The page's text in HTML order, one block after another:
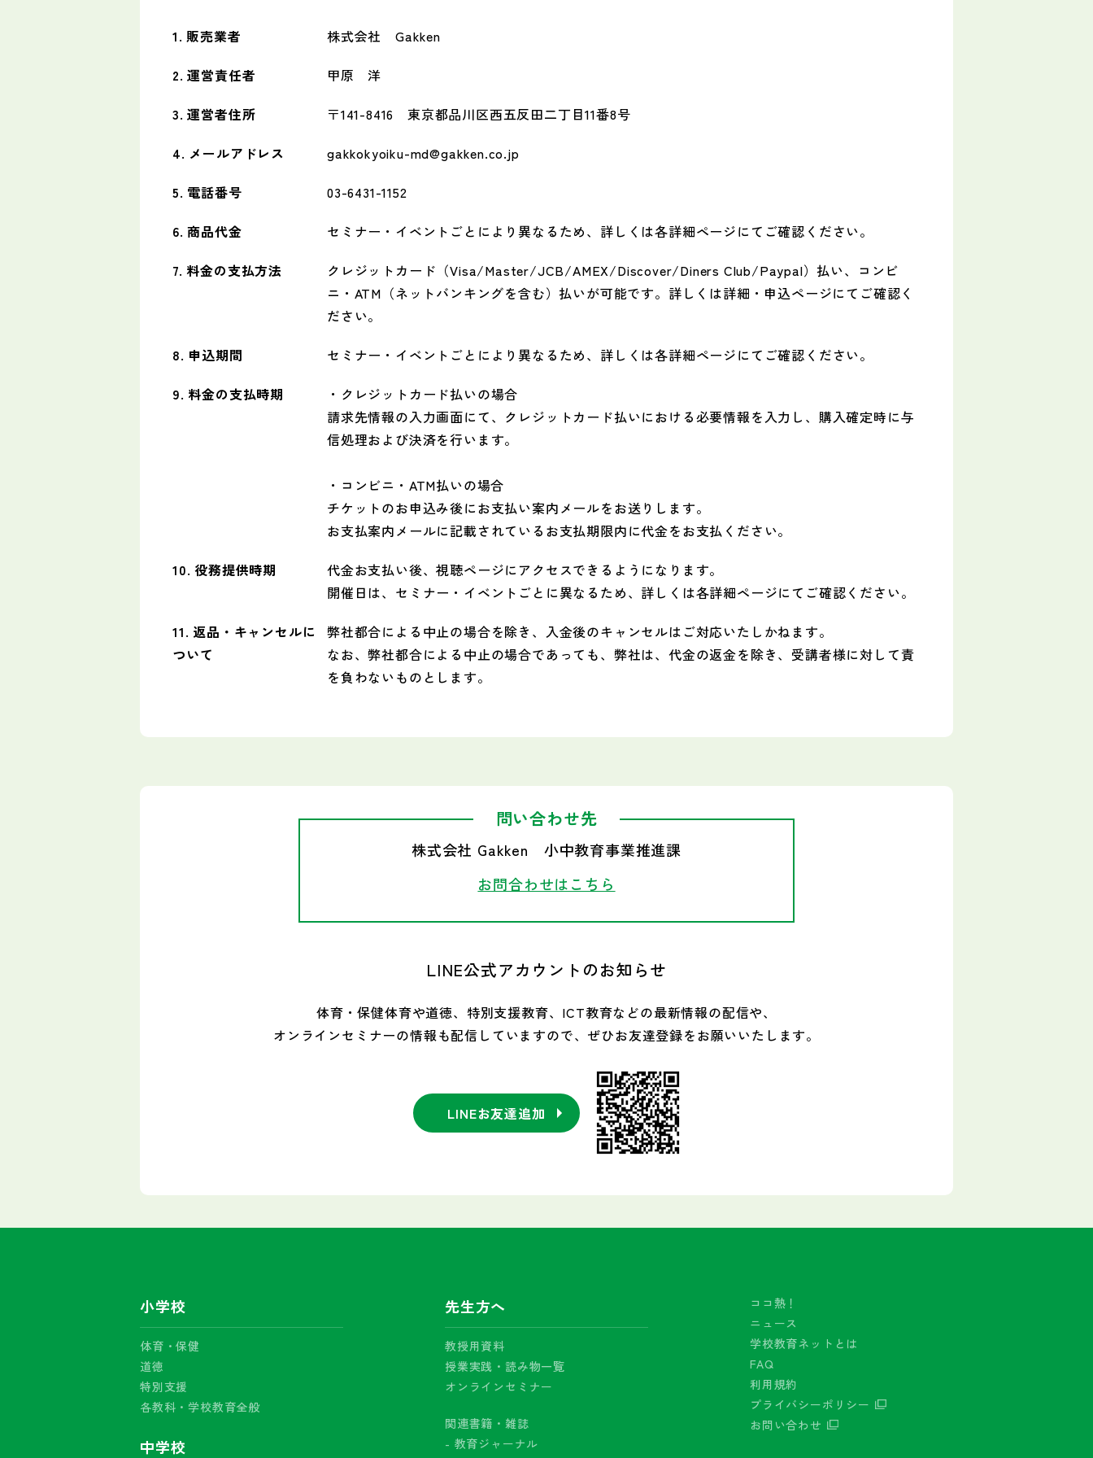
1. 販売業者
株式会社 Gakken
2. 運営責任者
甲原 洋
3. 運営者住所
〒141-8416 東京都品川区西五反田二丁目11番8号
4. メールアドレス
gakkokyoiku-md@gakken.co.jp
5. 電話番号
03-6431-1152
6. 商品代金
セミナー・イベントごとにより異なるため、詳しくは各詳細ページにてご確認ください。
7. 料金の支払方法
クレジットカード（Visa/Master/JCB/AMEX/Discover/Diners Club/Paypal）払い、コンビ
ニ・ATM（ネットバンキングを含む）払いが可能です。詳しくは詳細・申込ページにてご確認く
ださい。
8. 申込期間
セミナー・イベントごとにより異なるため、詳しくは各詳細ページにてご確認ください。
9. 料金の支払時期
・クレジットカード払いの場合
請求先情報の入力画面にて、クレジットカード払いにおける必要情報を入力し、購入確定時に与
信処理および決済を行います。
・コンビニ・ATM払いの場合
チケットのお申込み後にお支払い案内メールをお送りします。
お支払案内メールに記載されているお支払期限内に代金をお支払ください。
10. 役務提供時期
代金お支払い後、視聴ページにアクセスできるようになります。
開催日は、セミナー・イベントごとに異なるため、詳しくは各詳細ページにてご確認ください。
11. 返品・キャンセルに
ついて
弊社都合による中止の場合を除き、入金後のキャンセルはご対応いたしかねます。
なお、弊社都合による中止の場合であっても、弊社は、代金の返金を除き、受講者様に対して責
を負わないものとします。
問い合わせ先
株式会社 Gakken 小中教育事業推進課
お問合わせはこちら
LINE公式アカウントのお知らせ
体育・保健体育や道徳、特別支援教育、 ICT教育などの最新情報の配信や、
オンラインセミナーの情報も配信していますので、 ぜひお友達登録をお願いいたします。
LINEお友達追加
小学校
体育・保健
道徳
特別支援
各教科・学校教育全般
中学校
先生方へ
教授用資料
授業実践・読み物一覧
オンラインセミナー
関連書籍・雑誌
- 教育ジャーナル
ココ熱！
ニュース
学校教育ネットとは
FAQ
利用規約
プライバシーポリシー
お問い合わせ